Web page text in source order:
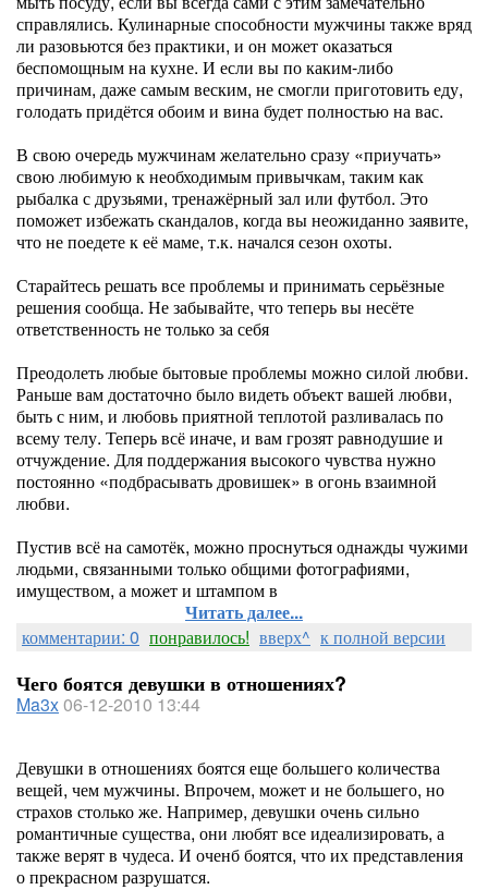
справлялись. Кулинарные способности мужчины также вряд
ли разовьются без практики, и он может оказаться
беспомощным на кухне. И если вы по каким-либо
причинам, даже самым веским, не смогли приготовить еду,
голодать придётся обоим и вина будет полностью на вас.
В свою очередь мужчинам желательно сразу «приучать»
свою любимую к необходимым привычкам, таким как
рыбалка с друзьями, тренажёрный зал или футбол. Это
поможет избежать скандалов, когда вы неожиданно заявите,
что не поедете к её маме, т.к. начался сезон охоты.
Старайтесь решать все проблемы и принимать серьёзные
решения сообща. Не забывайте, что теперь вы несёте
ответственность не только за себя
Преодолеть любые бытовые проблемы можно силой любви.
Раньше вам достаточно было видеть объект вашей любви,
быть с ним, и любовь приятной теплотой разливалась по
всему телу. Теперь всё иначе, и вам грозят равнодушие и
отчуждение. Для поддержания высокого чувства нужно
постоянно «подбрасывать дровишек» в огонь взаимной
любви.
Пустив всё на самотёк, можно проснуться однажды чужими
людьми, связанными только общими фотографиями,
имуществом, а может и штампом в
Читать далее...
комментарии: 0 понравилось! вверх^ к полной версии
Чего боятся девушки в отношениях?
Ma3x06-12-2010 13:44
Девушки в отношениях боятся еще большего количества
вещей, чем мужчины. Впрочем, может и не большего, но
страхов столько же. Например, девушки очень сильно
романтичные существа, они любят все идеализировать, а
также верят в чудеса. И оченб боятся, что их представления
о прекрасном разрушатся.